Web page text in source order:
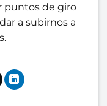
puntos de giro
a subirnos a